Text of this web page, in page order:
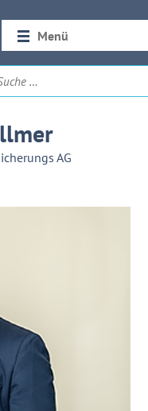
Menü
Startseite
Rückblick 2026
AG